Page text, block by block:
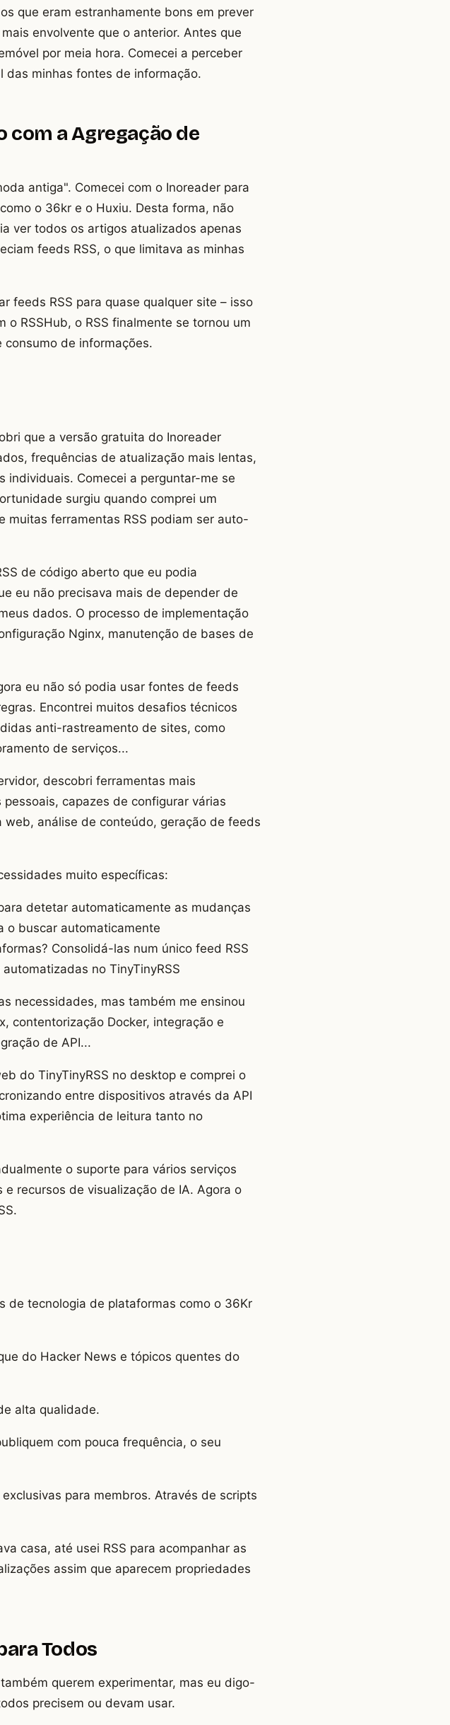
que eram estranhamente bons em prever
envolvente que o anterior. Antes que
por meia hora. Comecei a perceber
das minhas fontes de informação.
com a Agregação de
antiga". Comecei com o Inoreader para
o 36kr e o Huxiu. Desta forma, não
ver todos os artigos atualizados apenas
feeds RSS, o que limitava as minhas
feeds RSS para quase qualquer site – isso
RSSHub, o RSS finalmente se tornou um
de informações.
que a versão gratuita do Inoreader
frequências de atualização mais lentas,
individuais. Comecei a perguntar-me se
surgiu quando comprei um
muitas ferramentas RSS podiam ser auto-
de código aberto que eu podia
eu não precisava mais de depender de
dados. O processo de implementação
Nginx, manutenção de bases de
eu não só podia usar fontes de feeds
Encontrei muitos desafios técnicos
anti-rastreamento de sites, como
de serviços...
descobri ferramentas mais
capazes de configurar várias
análise de conteúdo, geração de feeds
muito específicas:
detetar automaticamente as mudanças
o buscar automaticamente
Consolidá-las num único feed RSS
no TinyTinyRSS
necessidades, mas também me ensinou
contentorização Docker, integração e
de API...
do TinyTinyRSS no desktop e comprei o
entre dispositivos através da API
experiência de leitura tanto no
o suporte para vários serviços
recursos de visualização de IA. Agora o
de tecnologia de plataformas como o 36Kr
do Hacker News e tópicos quentes do
alta qualidade.
com pouca frequência, o seu
para membros. Através de scripts
casa, até usei RSS para acompanhar as
assim que aparecem propriedades
Todos
querem experimentar, mas eu digo-
precisem ou devam usar.